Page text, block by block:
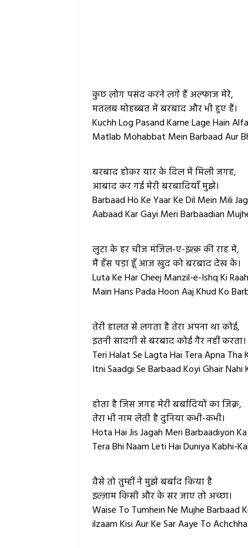
कुछ लोग पसंद करने लगे हैं अल्फाज मेरे,
मतलब मोहब्बत में बरबाद और भी हुए हैं।
Kuchh Log Pasand Karne Lage Hain
Matlab Mohabbat Mein Barbaad Aur
बरबाद होकर यार के दिल में मिली जगह,
आबाद कर गई मेरी बरबादियाँ मुझे।
Barbaad Ho Ke Yaar Ke Dil Mein Mili
Aabaad Kar Gayi Meri Barbaadian
लुटा के हर चीज मंजिल-ए-इश्क़ की राह में,
मैं हँस पड़ा हूँ आज खुद को बरबाद देख के।
Luta Ke Har Cheej Manzil-e-Ishq Ki
Main Hans Pada Hoon Aaj Khud Ko
तेरी हालत से लगता है तेरा अपना था कोई,
इतनी सादगी से बरबाद कोई गैर नहीं करता।
Teri Halat Se Lagta Hai Tera Apna Tha
Itni Saadgi Se Barbaad Koyi Ghair Nahi
होता है जिस जगह मेरी बर्बादियों का जिक्र,
तेरा भी नाम लेती है दुनिया कभी-कभी।
Hota Hai Jis Jagah Meri Barbaadiyon
Tera Bhi Naam Leti Hai Duniya Kabhi-
वैसे तो तुम्हीं ने मुझे बर्बाद किया है
इल्ज़ाम किसी और के सर जाए तो अच्छा।
Waise To Tumhein Ne Mujhe Barbaad
ilzaam Kisi Aur Ke Sar Aaye To Achchha.